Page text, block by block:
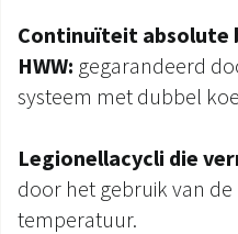
Continuïteit absolute
HWW: gegarandeerd
systeem met dubbel
Legionellacycli die
door het gebruik van
temperatuur.